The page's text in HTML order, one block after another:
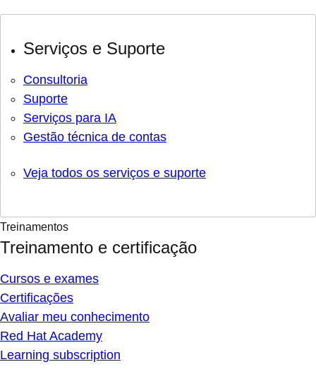
Serviços e Suporte
Consultoria
Suporte
Serviços para IA
Gestão técnica de contas
Veja todos os serviços e suporte
Treinamentos
Treinamento e certificação
Cursos e exames
Certificações
Avaliar meu conhecimento
Red Hat Academy
Learning subscription